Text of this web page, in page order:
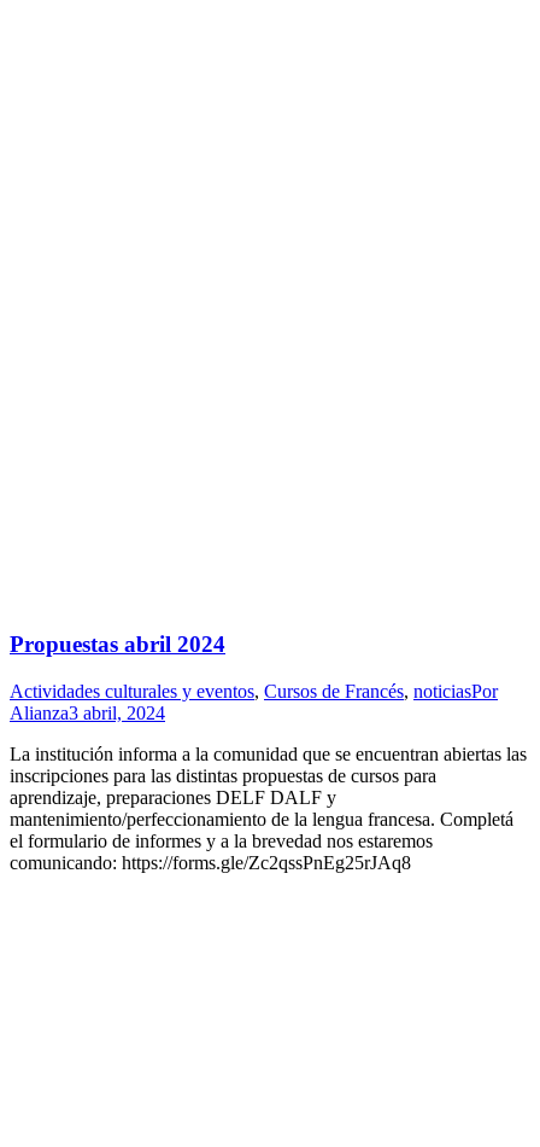
Propuestas abril 2024
Actividades culturales y eventos, Cursos de Francés, noticiasPor
Alianza3 abril, 2024
La institución informa a la comunidad que se encuentran abiertas las
inscripciones para las distintas propuestas de cursos para
aprendizaje, preparaciones DELF DALF y
mantenimiento/perfeccionamiento de la lengua francesa. Completá
el formulario de informes y a la brevedad nos estaremos
comunicando: https://forms.gle/Zc2qssPnEg25rJAq8